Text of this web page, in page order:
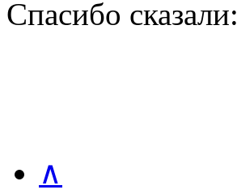
Спасибо сказали:
∧